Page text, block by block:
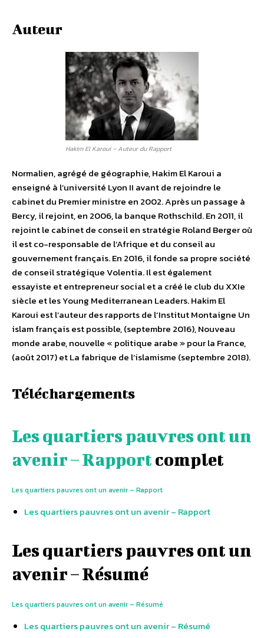
Auteur
Hakim El Karoui – Auteur du Rapport
Normalien, agrégé de géographie, Hakim El Karoui a
enseigné à l’université Lyon II avant de rejoindre le
cabinet du Premier ministre en 2002. Après un passage à
Bercy, il rejoint, en 2006, la banque Rothschild. En 2011, il
rejoint le cabinet de conseil en stratégie Roland Berger où
il est co-responsable de l’Afrique et du conseil au
gouvernement français. En 2016, il fonde sa propre société
de conseil stratégique Volentia. Il est également
essayiste et entrepreneur social et a créé le club du XXIe
siècle et les Young Mediterranean Leaders. Hakim El
Karoui est l’auteur des rapports de l’Institut Montaigne Un
islam français est possible, (septembre 2016), Nouveau
monde arabe, nouvelle « politique arabe » pour la France,
(août 2017) et La fabrique de l’islamisme (septembre 2018).
Téléchargements
Les quartiers pauvres ont un
avenir – Rapport complet
Les quartiers pauvres ont un avenir – Rapport
Les quartiers pauvres ont un avenir – Rapport
Les quartiers pauvres ont un
avenir – Résumé
Les quartiers pauvres ont un avenir – Résumé
Les quartiers pauvres ont un avenir – Résumé